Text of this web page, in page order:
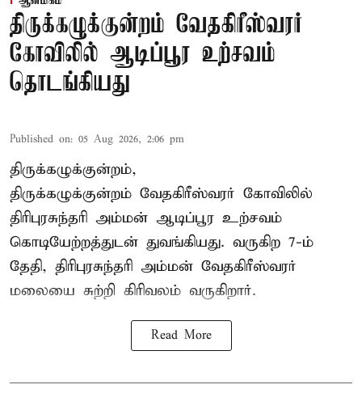
திருக்கழுக்குன்றம் வேதகிரீஸ்வரர்
கோவிலில் ஆடிப்பூர உற்சவம்
தொடங்கியது
Published on: 05 Aug 2026, 2:06 pm
திருக்கழுக்குன்றம்,
திருக்கழுக்குன்றம் வேதகிரீஸ்வரர் கோவிலில்
திரிபுரசுந்தரி அம்மன் ஆடிப்பூர உற்சவம்
கொடியேற்றத்துடன் துவங்கியது. வருகிற 7-ம்
தேதி, திரிபுரசுந்தரி அம்மன் வேதகிரீஸ்வரர்
மலையை சுற்றி கிரிவலம் வருகிறார்.
Read More